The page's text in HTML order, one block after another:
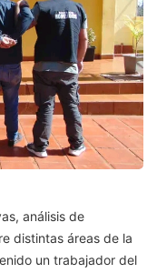
análisis de
distintas áreas de la
un trabajador del